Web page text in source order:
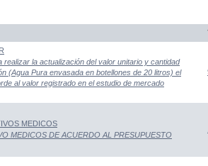
realizar la actualización del valor unitario y cantidad
(Agua Pura envasada en botellones de 20 litros) el
al valor registrado en el estudio de mercado
MEDICOS
MEDICOS DE ACUERDO AL PRESUPUESTO